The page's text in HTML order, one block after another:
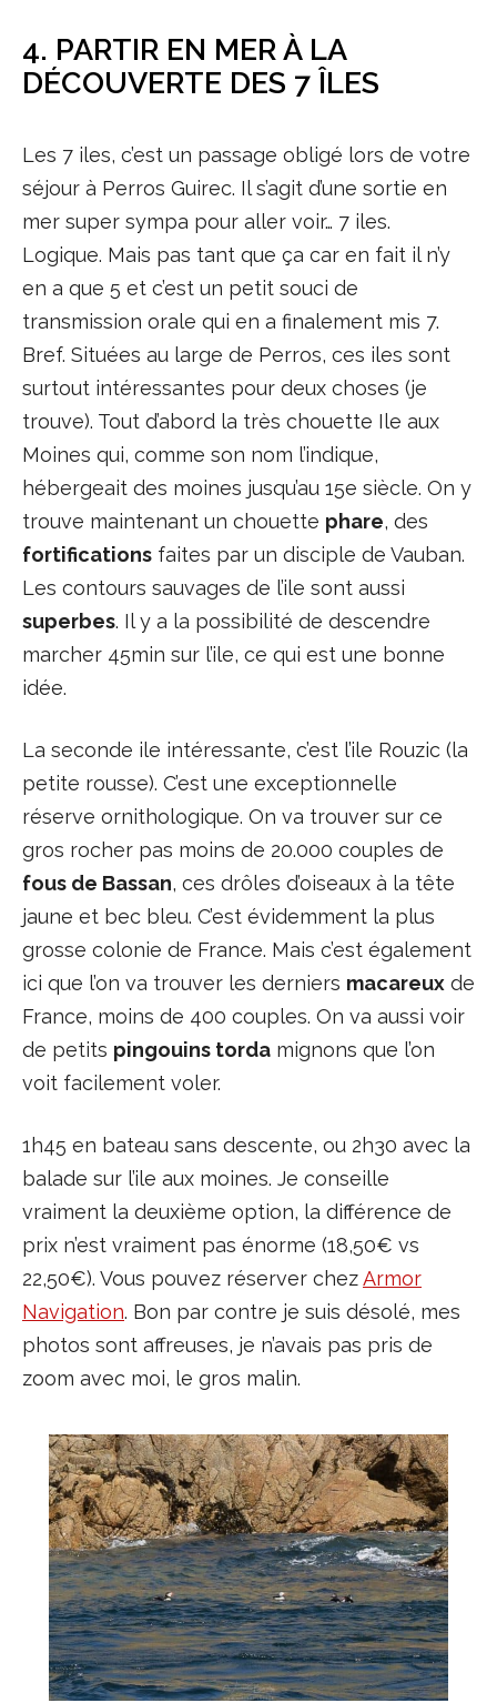
4. PARTIR EN MER À LA
DÉCOUVERTE DES 7 ÎLES
Les 7 iles, c’est un passage obligé lors de votre
séjour à Perros Guirec. Il s’agit d’une sortie en
mer super sympa pour aller voir… 7 iles.
Logique. Mais pas tant que ça car en fait il n’y
en a que 5 et c’est un petit souci de
transmission orale qui en a finalement mis 7.
Bref. Situées au large de Perros, ces iles sont
surtout intéressantes pour deux choses (je
trouve). Tout d’abord la très chouette Ile aux
Moines qui, comme son nom l’indique,
hébergeait des moines jusqu’au 15e siècle. On y
trouve maintenant un chouette phare, des
fortifications faites par un disciple de Vauban.
Les contours sauvages de l’ile sont aussi
superbes. Il y a la possibilité de descendre
marcher 45min sur l’ile, ce qui est une bonne
idée.
La seconde ile intéressante, c’est l’ile Rouzic (la
petite rousse). C’est une exceptionnelle
réserve ornithologique. On va trouver sur ce
gros rocher pas moins de 20.000 couples de
fous de Bassan, ces drôles d’oiseaux à la tête
jaune et bec bleu. C’est évidemment la plus
grosse colonie de France. Mais c’est également
ici que l’on va trouver les derniers macareux de
France, moins de 400 couples. On va aussi voir
de petits pingouins torda mignons que l’on
voit facilement voler.
1h45 en bateau sans descente, ou 2h30 avec la
balade sur l’ile aux moines. Je conseille
vraiment la deuxième option, la différence de
prix n’est vraiment pas énorme (18,50€ vs
22,50€). Vous pouvez réserver chezArmor
Navigation. Bon par contre je suis désolé, mes
photos sont affreuses, je n’avais pas pris de
zoom avec moi, le gros malin.